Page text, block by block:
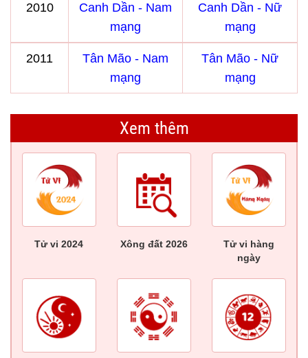
2010
Canh Dần - Nam
mạng
Canh Dần - Nữ
mạng
2011
Tân Mão - Nam
mạng
Tân Mão - Nữ
mạng
Xem thêm
Tử vi 2024 Xông đất 2026
Tử vi hàng
ngày